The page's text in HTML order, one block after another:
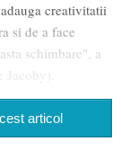
creativitatii
si de a face
schimbare", a
articol